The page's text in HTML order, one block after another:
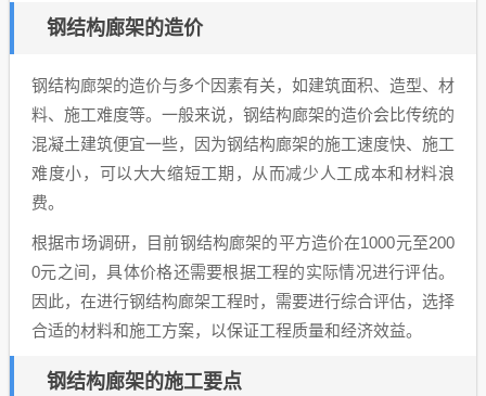
钢结构廊架的造价
钢结构廊架的造价与多个因素有关，如建筑面积、造型、材
料、施工难度等。一般来说，钢结构廊架的造价会比传统的
混凝土建筑便宜一些，因为钢结构廊架的施工速度快、施工
难度小，可以大大缩短工期，从而减少人工成本和材料浪
费。
根据市场调研，目前钢结构廊架的平方造价在1000元至200
0元之间，具体价格还需要根据工程的实际情况进行评估。
因此，在进行钢结构廊架工程时，需要进行综合评估，选择
合适的材料和施工方案，以保证工程质量和经济效益。
钢结构廊架的施工要点